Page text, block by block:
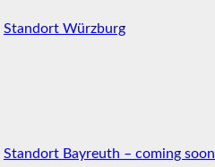
Standort Würzburg
Standort Bayreuth – coming soon